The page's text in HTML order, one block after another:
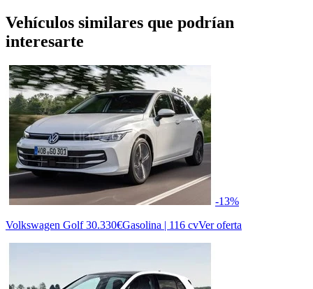
Vehículos similares que podrían
interesarte
-13%
Volkswagen Golf30.330€Gasolina | 116 cvVer oferta